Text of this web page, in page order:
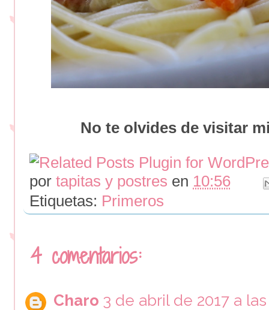
No te olvides de visitar
por tapitas y postres en 10:56
Etiquetas: Primeros
4 comentarios:
Charo 3 de abril de 2017 a las